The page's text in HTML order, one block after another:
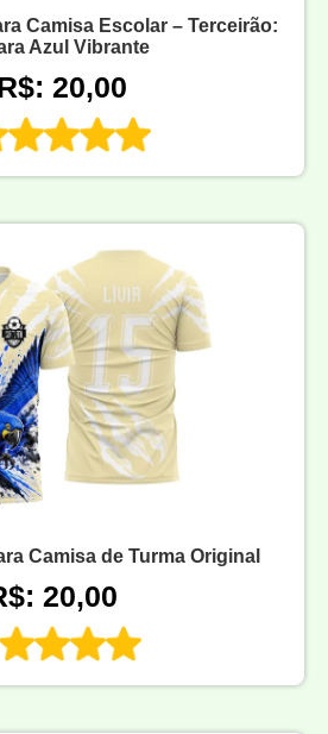
Camisa Escolar – Terceirão:
Azul Vibrante
20,00
Camisa de Turma Original
20,00